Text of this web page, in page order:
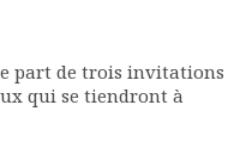
part de trois invitations
qui se tiendront à